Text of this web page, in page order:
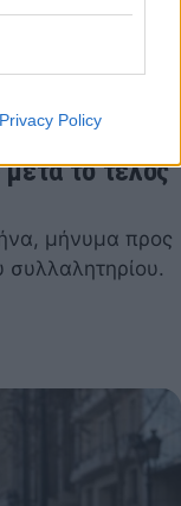
Privacy Policyγια τα
το τέλος
μήνυμα προς
συλλαλητηρίου.